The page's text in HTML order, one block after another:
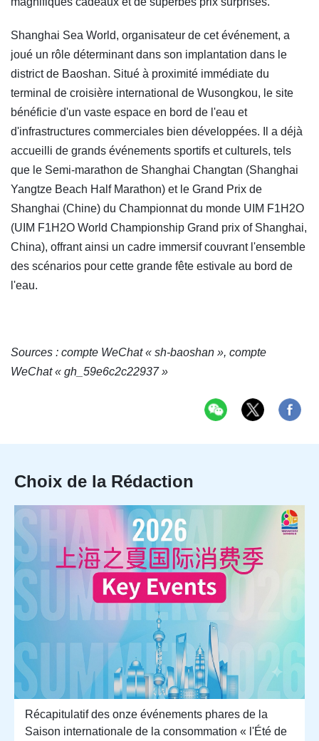
Shanghai Sea World, organisateur de cet événement, a
joué un rôle déterminant dans son implantation dans le
district de Baoshan. Situé à proximité immédiate du
terminal de croisière international de Wusongkou, le site
bénéficie d'un vaste espace en bord de l'eau et
d'infrastructures commerciales bien développées. Il a déjà
accueilli de grands événements sportifs et culturels, tels
que le Semi-marathon de Shanghai Changtan (Shanghai
Yangtze Beach Half Marathon) et le Grand Prix de
Shanghai (Chine) du Championnat du monde UIM F1H2O
(UIM F1H2O World Championship Grand prix of Shanghai,
China), offrant ainsi un cadre immersif couvrant l'ensemble
des scénarios pour cette grande fête estivale au bord de
l'eau.
Sources : compte WeChat « sh-baoshan », compte
WeChat « gh_59e6c2c22937 »
Choix de la Rédaction
Récapitulatif des onze événements phares de la
Saison internationale de la consommation « l'Été de